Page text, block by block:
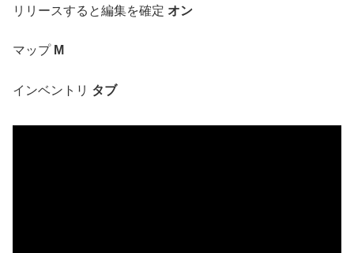
リリースすると編集を確定 オン
マップ M
インベントリ タブ